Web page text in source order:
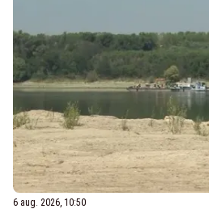
6 aug. 2026, 10:50